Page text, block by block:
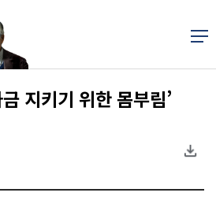
지키기 위한 몸부림’